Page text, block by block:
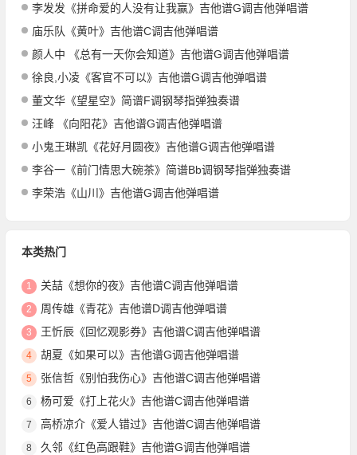
李发发《拼命爱的人没有让我赢》吉他谱G调吉他弹唱谱
庙乐队《黄叶》吉他谱C调吉他弹唱谱
颜人中 《总有一天你会知道》吉他谱G调吉他弹唱谱
徐良,小凌《客官不可以》吉他谱G调吉他弹唱谱
董文华《望星空》简谱F调钢琴指弹独奏谱
汪峰 《向阳花》吉他谱G调吉他弹唱谱
小鬼王琳凯《花好月圆夜》吉他谱G调吉他弹唱谱
李谷一《前门情思大碗茶》简谱Bb调钢琴指弹独奏谱
李荣浩《山川》吉他谱G调吉他弹唱谱
本类热门
1 关喆《想你的夜》吉他谱C调吉他弹唱谱
2 周传雄《青花》吉他谱D调吉他弹唱谱
3 王忻辰《回忆观影券》吉他谱C调吉他弹唱谱
4 胡夏《如果可以》吉他谱G调吉他弹唱谱
5 张信哲《别怕我伤心》吉他谱C调吉他弹唱谱
6 杨可爱《打上花火》吉他谱C调吉他弹唱谱
7 高桥凉介《爱人错过》吉他谱C调吉他弹唱谱
8 久邻《红色高跟鞋》吉他谱G调吉他弹唱谱